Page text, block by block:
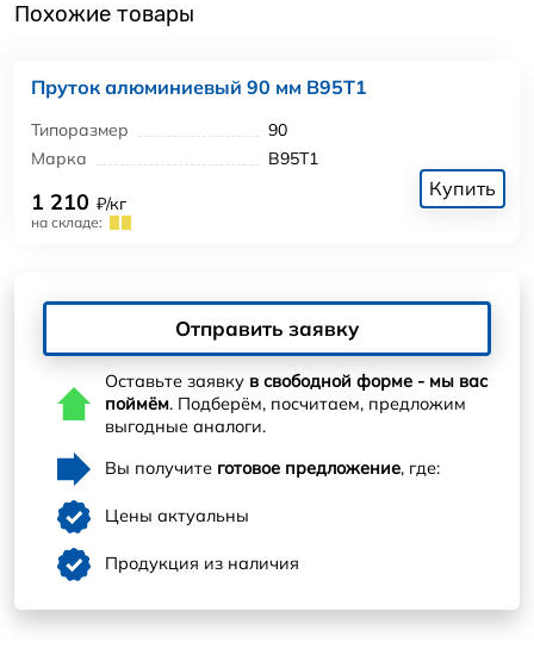
Похожие товары
Пруток алюминиевый 90 мм В95Т1
Типоразмер
90
Марка
В95Т1
1 210 ₽/кг
на складе:
Купить
Отправить заявку
Оставьте заявку в свободной форме - мы вас
поймём. Подберём, посчитаем, предложим
выгодные аналоги.
Вы получите готовое предложение, где:
Цены актуальны
Продукция из наличия